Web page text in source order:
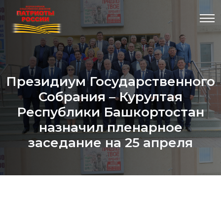
Президиум Государственного
Собрания – Курултая
Республики Башкортостан
назначил пленарное
заседание на 25 апреля